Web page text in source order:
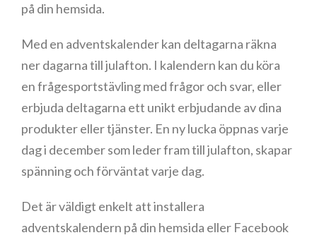
på din hemsida.
Med en adventskalender kan deltagarna räkna
ner dagarna till julafton. I kalendern kan du köra
en frågesportstävling med frågor och svar, eller
erbjuda deltagarna ett unikt erbjudande av dina
produkter eller tjänster. En ny lucka öppnas varje
dag i december som leder fram till julafton, skapar
spänning och förväntat varje dag.
Det är väldigt enkelt att installera
adventskalendern på din hemsida eller Facebook